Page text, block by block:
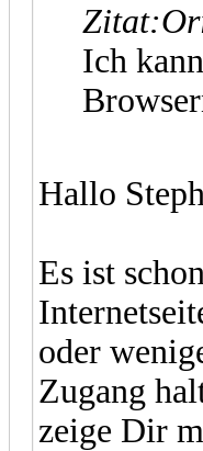
Zitat:
Ich
Hallo
Es ist
oder
Zugang
zeige Dir